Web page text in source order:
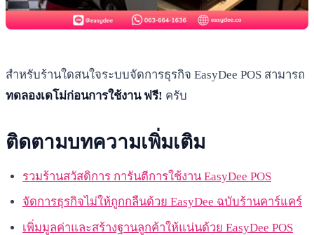
สำหรับร้านใดสนใจระบบจัดการธุรกิจ EasyDee POS สามารถ
ทดลองเดโม่ก่อนการใช้งาน ฟรี! ครับ
ติดตามบทความเพิ่มเติม
รวมร้านสวัสดิการ การันตีการใช้งาน EasyDee POS
จัดการธุรกิจไม่ให้ถูกกลืนด้วย EasyDee ฉบับร้านคาร์แคร์
เพิ่มมูลค่าและสร้างฐานลูกค้าให้แน่นด้วย EasyDee POS